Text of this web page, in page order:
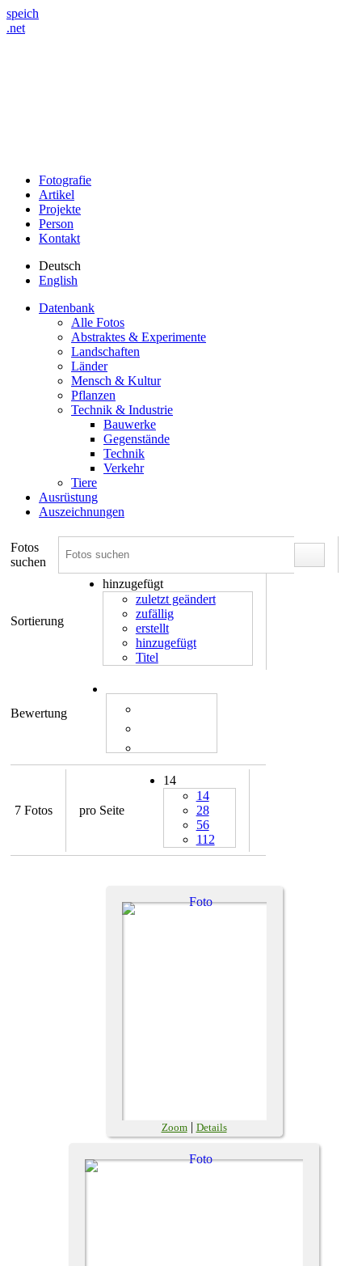
speich
.net
Fotografie
Artikel
Projekte
Person
Kontakt
Deutsch
English
Datenbank
Alle Fotos
Abstraktes & Experimente
Landschaften
Länder
Mensch & Kultur
Pflanzen
Technik & Industrie
Bauwerke
Gegenstände
Technik
Verkehr
Tiere
Ausrüstung
Auszeichnungen
Fotos
suchen
Sortierung
hinzugefügt
zuletzt geändert
zufällig
erstellt
hinzugefügt
Titel
Bewertung
7 Fotos pro Seite
14
14
28
56
112
Zoom| Details